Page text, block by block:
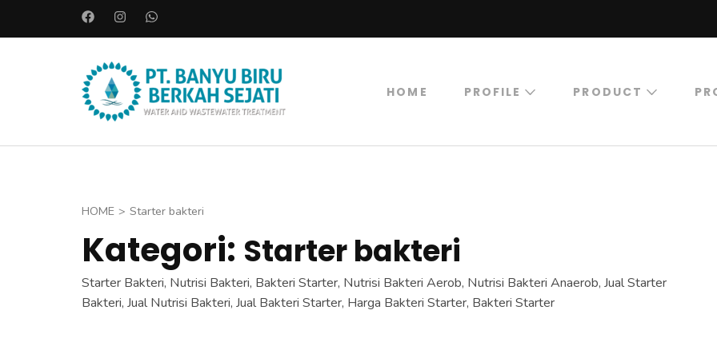
o
k
PT. BANYU BIRU BERKAH SEJATI
HOME PROFILE PRODUCT
HOME > Starter bakteri
Kategori: Starter bakteri
Starter Bakteri, Nutrisi Bakteri, Bakteri Starter, Nutrisi Bakteri Aerob, Nutrisi Bakteri Anaerob, Jual Starter
Bakteri, Jual Nutrisi Bakteri, Jual Bakteri Starter, Harga Bakteri Starter, Bakteri Starter